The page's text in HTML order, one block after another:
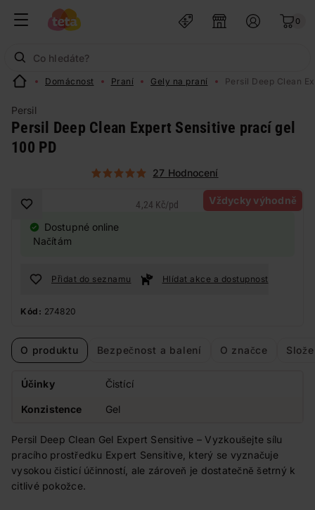
0
Domácnost Praní Gely na praní Persil Deep Clean
Persil
Persil Deep Clean Expert Sensitive prací gel
100 PD
27 Hodnocení
Vždycky výhodně
4,24 Kč/pd
Dostupné online
Načítám
Přidat do seznamu Hlídat akce a dostupnost
Kód: 274820
O produktu Bezpečnost a balení O značce
Účinky Čistící
Konzistence Gel
Persil Deep Clean Gel Expert Sensitive – Vyzkoušejte sílu
pracího prostředku Expert Sensitive, který se vyznačuje
vysokou čisticí účinností, ale zároveň je dostatečně šetrný k
citlivé pokožce.